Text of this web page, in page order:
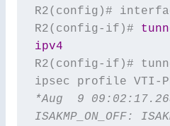
R2(config)#
R2(config-if)#
ipv4
R2(config-if)#
*Aug  9
ISAKMP_ON_OFF: